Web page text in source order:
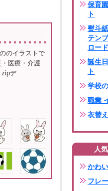
のイラストで
医療・介護
zipデ
保育
ト
熨斗
テン
ロード
誕生
ト
学校
職業
衣替
人
かわ
フレ